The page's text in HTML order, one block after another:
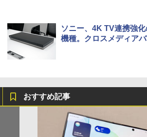
ソニー、4K TV連携強
機種。クロスメディア
おすすめ記事